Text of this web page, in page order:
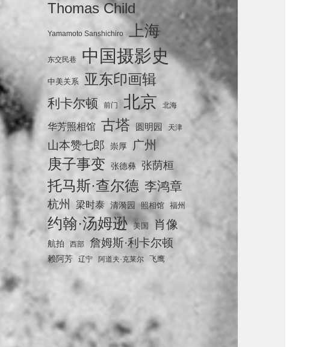
Thomas Child
Yamamoto Sanshichiro 上海
东交民巷 中国摄影史
中美关系 亚东印画辑
利卡尔顿 前门 北京 北海
华芳照相馆 古塔 圆明园 天津
山本赞七郎 崇厚 广州
庚子事变 张德彝 张荫桓
托马斯·查尔德 李鸿章
杭州 梁时泰 清漪园 照相馆 福州
约翰·汤姆逊 美国 肖像
航拍 西部 詹姆斯·利卡尔顿
赖阿芳 辽宁 阿道夫·克莱尔 飞鹰